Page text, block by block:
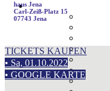
haus Jena
Carl-Zeiß-Platz 15
07743 Jena
TICKETS KAUFEN
• Sa, 01.10.2022
• GOOGLE KARTE